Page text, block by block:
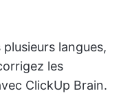
langues,
les
ClickUp Brain.